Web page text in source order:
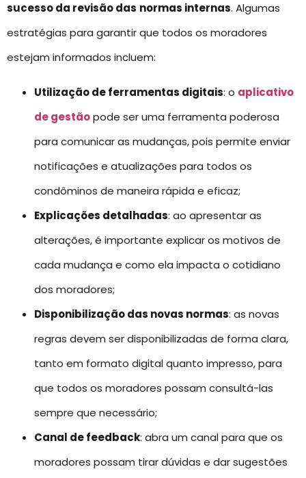
sucesso da revisão das normas internas. Algumas
estratégias para garantir que todos os moradores
estejam informados incluem:
Utilização de ferramentas digitais: o aplicativo
de gestãopode ser uma ferramenta poderosa
para comunicar as mudanças, pois permite enviar
notificações e atualizações para todos os
condôminos de maneira rápida e eficaz;
Explicações detalhadas: ao apresentar as
alterações, é importante explicar os motivos de
cada mudança e como ela impacta o cotidiano
dos moradores;
Disponibilização das novas normas: as novas
regras devem ser disponibilizadas de forma clara,
tanto em formato digital quanto impresso, para
que todos os moradores possam consultá-las
sempre que necessário;
Canal de feedback: abra um canal para que os
moradores possam tirar dúvidas e dar sugestões